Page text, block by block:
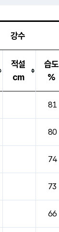
강수
적설
cm
습도
%
81
80
74
73
66